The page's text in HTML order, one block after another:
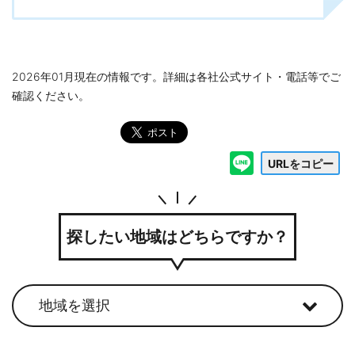
2026年01月現在の情報です。詳細は各社公式サイト・電話等でご
確認ください。
URLをコピー
探したい地域はどちらですか？